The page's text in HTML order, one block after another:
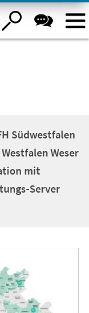
Südwestfalen
Weser
mit
Server